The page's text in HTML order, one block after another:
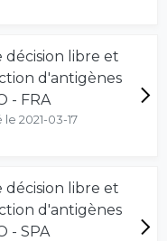
libre et
d'antigènes
- FRA
2021-03-17
libre et
d'antigènes
- SPA